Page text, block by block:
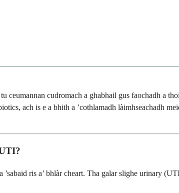
cudromach a ghabhail gus faochadh a
ach is e a bhith a ’cothlamadh làimhseachadh
ris a’ bhlàr cheart. Tha galar slighe urinary